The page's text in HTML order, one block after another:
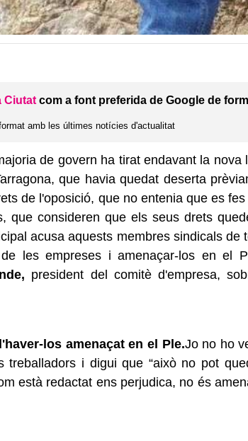
Ciutat com a font preferida de Google de
amb les últimes notícies d'actualitat
de govern ha tirat endavant la nova
que havia quedat deserta
de l'oposició, que no entenia que es
que consideren que els seus drets
acusa aquests membres sindicals de
les empreses i amenaçar-los en el
president del comitè d'empresa,
los amenaçat en el Ple.Jo no ho
treballadors i digui que “això no pot
està redactat ens perjudica, no és